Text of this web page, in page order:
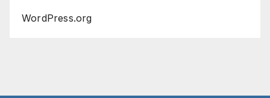
WordPress.org